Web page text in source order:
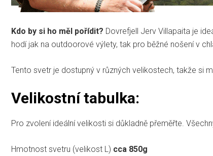
Kdo by si ho měl pořídit? Dovrefjell Jerv Villapaita je
hodí jak na outdoorové výlety, tak pro běžné nošení v
Tento svetr je dostupný v různých velikostech, takže si
Velikostní tabulka:
Pro zvolení ideální velikosti si důkladně přeměřte.
Hmotnost svetru (velikost L) cca 850g